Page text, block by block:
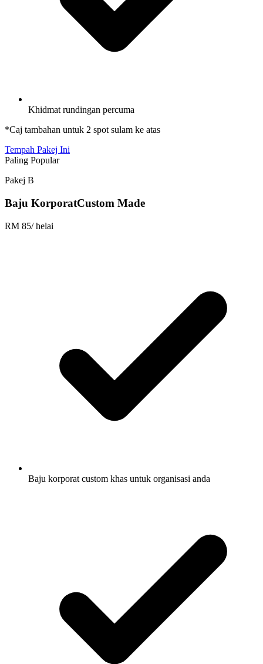
Khidmat rundingan percuma
*Caj tambahan untuk 2 spot sulam ke atas
Tempah Pakej Ini
Paling Popular
Pakej B
Baju KorporatCustom Made
RM 85/ helai
Baju korporat custom khas untuk organisasi anda